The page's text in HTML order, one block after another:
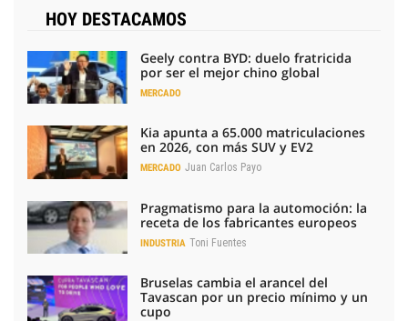
HOY DESTACAMOS
Geely contra BYD: duelo fratricida
por ser el mejor chino global
MERCADO
Kia apunta a 65.000 matriculaciones
en 2026, con más SUV y EV2
MERCADO Juan Carlos Payo
Pragmatismo para la automoción: la
receta de los fabricantes europeos
INDUSTRIA Toni Fuentes
Bruselas cambia el arancel del
Tavascan por un precio mínimo y un
cupo